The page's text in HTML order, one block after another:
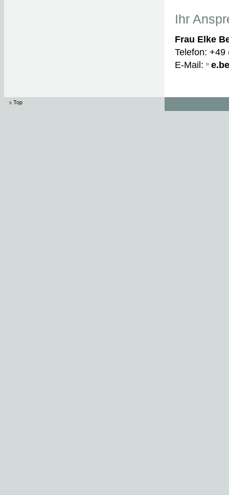
Ihr
Frau Elke
Telefon: +49
E-Mail:
Top